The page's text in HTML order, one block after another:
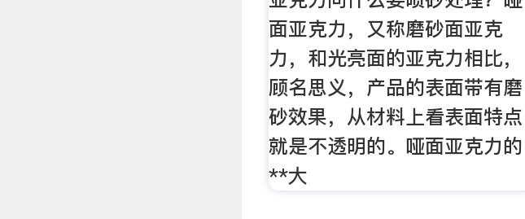
面亚克力，又称磨砂面亚克
力，和光亮面的亚克力相比，
顾名思义，产品的表面带有磨
砂效果，从材料上看表面特点
就是不透明的。哑面亚克力的
**大